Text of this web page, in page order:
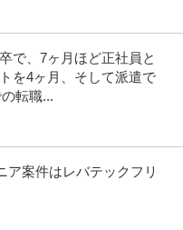
で、7ヶ月ほど正社員と
を4ヶ月、そして派遣で
転職...
ア案件はレバテックフリ